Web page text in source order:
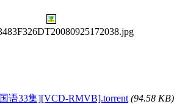
语33集][VCD-RMVB].torrent (94.58 KB)